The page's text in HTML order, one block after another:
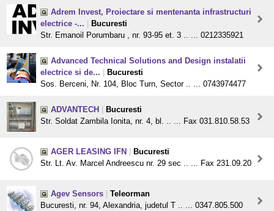
Adrem Invest, Proiectare si mentenanta infrastructuri
electrice -...
Bucuresti
Str. Emanoil Porumbaru , nr. 93-95 et. 3 .. ... 0212335921
Advanced Technical Solutions and Design instalatii
electrice si de...
Bucuresti
Sos. Berceni, Nr. 104, Bloc Turn, Sector .. ... 0743974477
ADVANTECH
Bucuresti
Str. Soldat Zambila Ionita, nr. 4, bl. .. ... Fax 031.810.58.53
AGER LEASING IFN
Bucuresti
Str. Lt. Av. Marcel Andreescu nr. 29 sec .. ... Fax 231.09.20
Agev Sensors
Teleorman
Bucuresti, nr. 94, Alexandria, judetul T .. ... 0347.805.500